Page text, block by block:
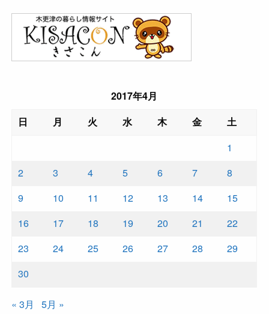
2017年4月
日
月 火 水 木 金
土
1
2
3 4 5 6 7
8
9
10 11 12 13 14
15
16
17 18 19 20 21
22
23
24 25 26 27 28
29
30
« 3月 5月 »